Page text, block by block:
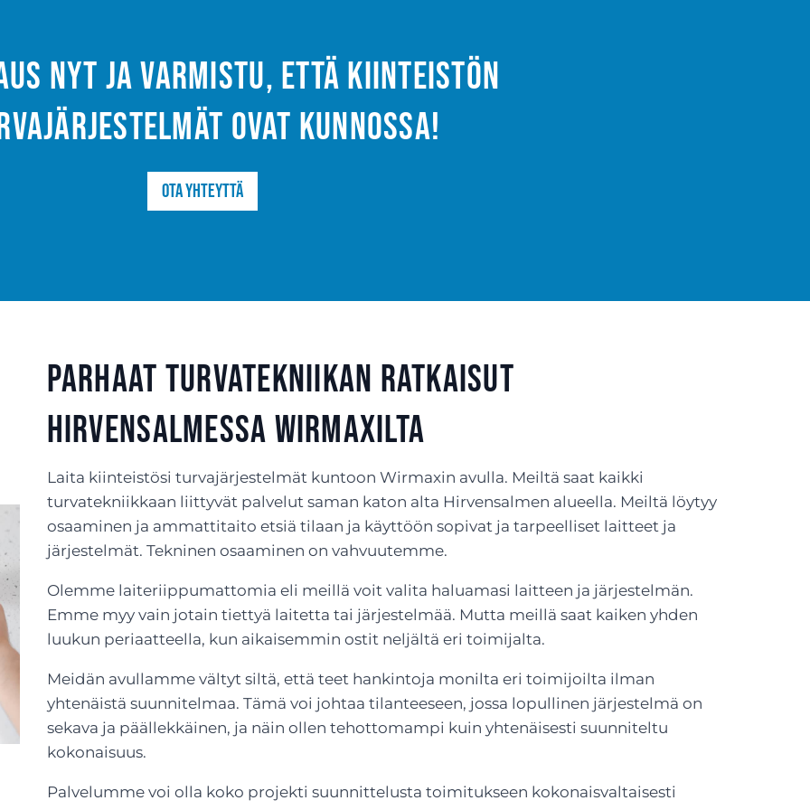
nyt ja varmistu, että kiinteistön
ovat kunnossa!
Ota yhteyttä
Parhaat turvatekniikan ratkaisut
Hirvensalmessa Wirmaxilta
Laita kiinteistösi turvajärjestelmät kuntoon Wirmaxin avulla. Meiltä saat kaikki
turvatekniikkaan liittyvät palvelut saman katon alta Hirvensalmen alueella. Meiltä löytyy
osaaminen ja ammattitaito etsiä tilaan ja käyttöön sopivat ja tarpeelliset laitteet ja
järjestelmät. Tekninen osaaminen on vahvuutemme.
Olemme laiteriippumattomia eli meillä voit valita haluamasi laitteen ja järjestelmän.
Emme myy vain jotain tiettyä laitetta tai järjestelmää. Mutta meillä saat kaiken yhden
luukun periaatteella, kun aikaisemmin ostit neljältä eri toimijalta.
Meidän avullamme vältyt siltä, että teet hankintoja monilta eri toimijoilta ilman
yhtenäistä suunnitelmaa. Tämä voi johtaa tilanteeseen, jossa lopullinen järjestelmä on
sekava ja päällekkäinen, ja näin ollen tehottomampi kuin yhtenäisesti suunniteltu
kokonaisuus.
Palvelumme voi olla koko projekti suunnittelusta toimitukseen kokonaisvaltaisesti